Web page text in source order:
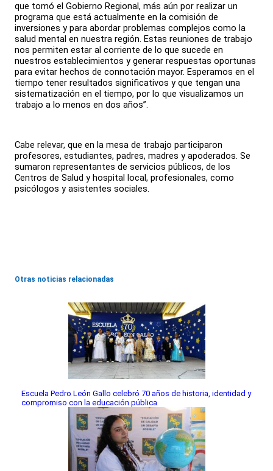
que tomó el Gobierno Regional, más aún por realizar un
programa que está actualmente en la comisión de
inversiones y para abordar problemas complejos como la
salud mental en nuestra región. Estas reuniones de trabajo
nos permiten estar al corriente de lo que sucede en
nuestros establecimientos y generar respuestas oportunas
para evitar hechos de connotación mayor. Esperamos en el
tiempo tener resultados significativos y que tengan una
sistematización en el tiempo, por lo que visualizamos un
trabajo a lo menos en dos años”.
Cabe relevar, que en la mesa de trabajo participaron
profesores, estudiantes, padres, madres y apoderados. Se
sumaron representantes de servicios públicos, de los
Centros de Salud y hospital local, profesionales, como
psicólogos y asistentes sociales.
Otras noticias relacionadas
Escuela Pedro León Gallo celebró 70 años de historia, identidad y
compromiso con la educación pública